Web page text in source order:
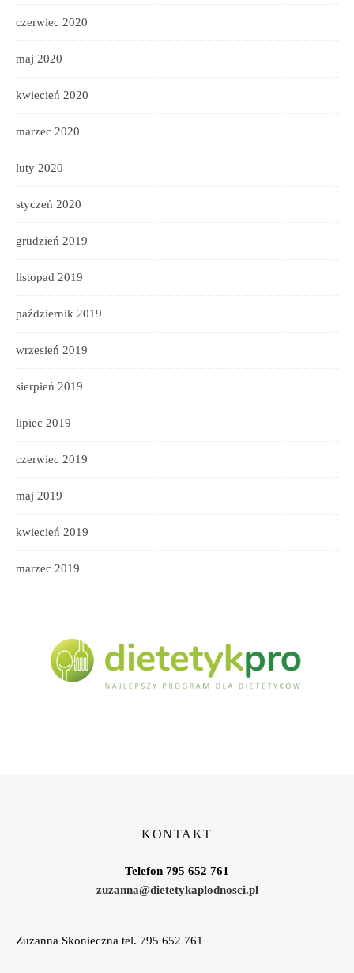
czerwiec 2020
maj 2020
kwiecień 2020
marzec 2020
luty 2020
styczeń 2020
grudzień 2019
listopad 2019
październik 2019
wrzesień 2019
sierpień 2019
lipiec 2019
czerwiec 2019
maj 2019
kwiecień 2019
marzec 2019
KONTAKT
Telefon 795 652 761
zuzanna@dietetykaplodnosci.pl
Zuzanna Skonieczna tel. 795 652 761